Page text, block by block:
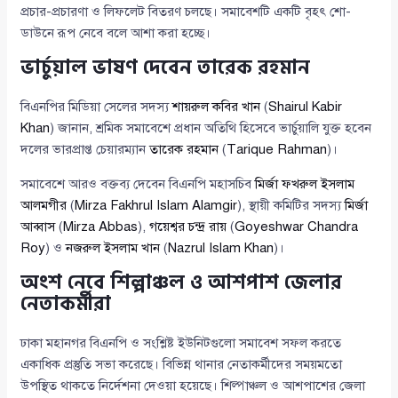
প্রচার-প্রচারণা ও লিফলেট বিতরণ চলছে। সমাবেশটি একটি বৃহৎ শো-
ডাউনে রূপ নেবে বলে আশা করা হচ্ছে।
ভার্চুয়াল ভাষণ দেবেন তারেক রহমান
বিএনপির মিডিয়া সেলের সদস্যশায়রুল কবির খান(Shairul Kabir
Khan) জানান, শ্রমিক সমাবেশে প্রধান অতিথি হিসেবে ভার্চুয়ালি যুক্ত হবেন
দলের ভারপ্রাপ্ত চেয়ারম্যানতারেক রহমান(Tarique Rahman)।
সমাবেশে আরও বক্তব্য দেবেন বিএনপি মহাসচিবমির্জা ফখরুল ইসলাম
আলমগীর (Mirza Fakhrul Islam Alamgir), স্থায়ী কমিটির সদস্যমির্জা
আব্বাস(Mirza Abbas),গয়েশ্বর চন্দ্র রায় (Goyeshwar Chandra
Roy) ওনজরুল ইসলাম খান(Nazrul Islam Khan)।
অংশ নেবে শিল্পাঞ্চল ও আশপাশ জেলার
নেতাকর্মীরা
ঢাকা মহানগর বিএনপি ও সংশ্লিষ্ট ইউনিটগুলো সমাবেশ সফল করতে
একাধিক প্রস্তুতি সভা করেছে। বিভিন্ন থানার নেতাকর্মীদের সময়মতো
উপস্থিত থাকতে নির্দেশনা দেওয়া হয়েছে। শিল্পাঞ্চল ও আশপাশের জেলা